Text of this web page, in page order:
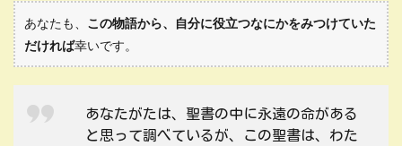
あなたも、 この物語から、自分に役立つなにかをみつけていた
だければ幸いです。
あなたがたは、聖書の中に永遠の命がある
と思って調べているが、この聖書は、わた